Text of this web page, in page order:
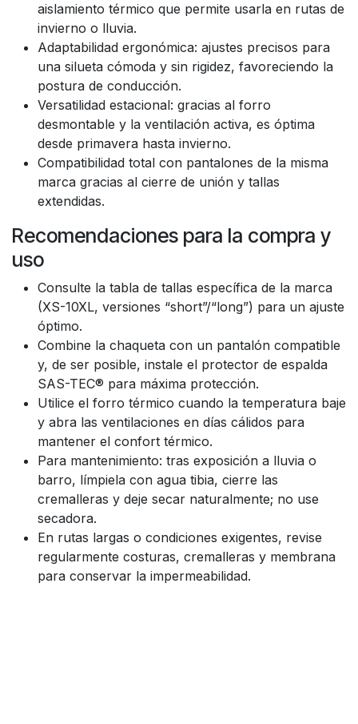
aislamiento térmico que permite usarla en rutas de
invierno o lluvia.
Adaptabilidad ergonómica: ajustes precisos para
una silueta cómoda y sin rigidez, favoreciendo la
postura de conducción.
Versatilidad estacional: gracias al forro
desmontable y la ventilación activa, es óptima
desde primavera hasta invierno.
Compatibilidad total con pantalones de la misma
marca gracias al cierre de unión y tallas
extendidas.
Recomendaciones para la compra y
uso
Consulte la tabla de tallas específica de la marca
(XS-10XL, versiones “short”/“long”) para un ajuste
óptimo.
Combine la chaqueta con un pantalón compatible
y, de ser posible, instale el protector de espalda
SAS-TEC® para máxima protección.
Utilice el forro térmico cuando la temperatura baje
y abra las ventilaciones en días cálidos para
mantener el confort térmico.
Para mantenimiento: tras exposición a lluvia o
barro, límpiela con agua tibia, cierre las
cremalleras y deje secar naturalmente; no use
secadora.
En rutas largas o condiciones exigentes, revise
regularmente costuras, cremalleras y membrana
para conservar la impermeabilidad.